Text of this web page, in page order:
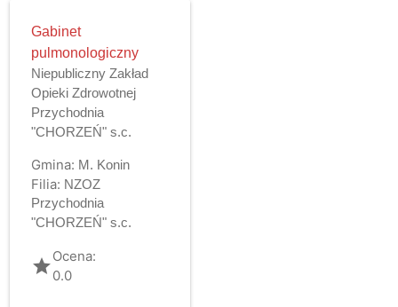
Gabinet
pulmonologiczny
Niepubliczny Zakład
Opieki Zdrowotnej
Przychodnia
"CHORZEŃ" s.c.
Gmina: M. Konin
Filia: NZOZ
Przychodnia
"CHORZEŃ" s.c.
gradeOcena:
0.0